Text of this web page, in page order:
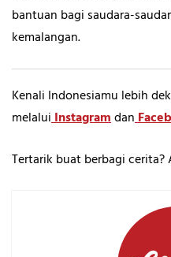
bantuan bagi saudara-
kemalangan.
Kenali Indonesiamu lebih
melaluiInstagramdan
Tertarik buat berbagi cerita?